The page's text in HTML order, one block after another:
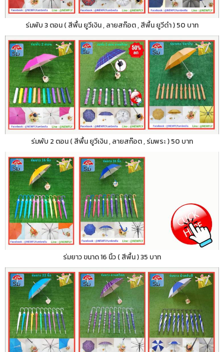
ร่มพับ 3 ตอน ( สีพื้น ยูวีเงิน , ลายสก๊อต , สีพื้น ยูวีดำ ) 50 บาท
ร่มพับ 2 ตอน ( สีพื้น ยูวีเงิน , ลายสก๊อต , ร่มพระ ) 50 บาท
ร่มยาว ขนาด 16 นิ้ว ( สีพื้น ) 35 บาท